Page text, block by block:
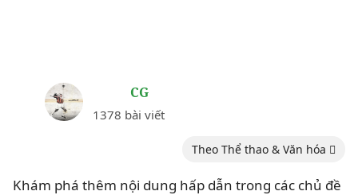
CG
1378 bài viết
Theo Thể thao & Văn hóa
Khám phá thêm nội dung hấp dẫn trong các chủ đề